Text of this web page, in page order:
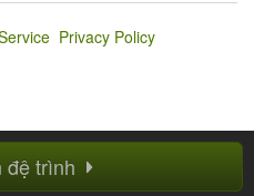
đệ trình
Privacy Policy